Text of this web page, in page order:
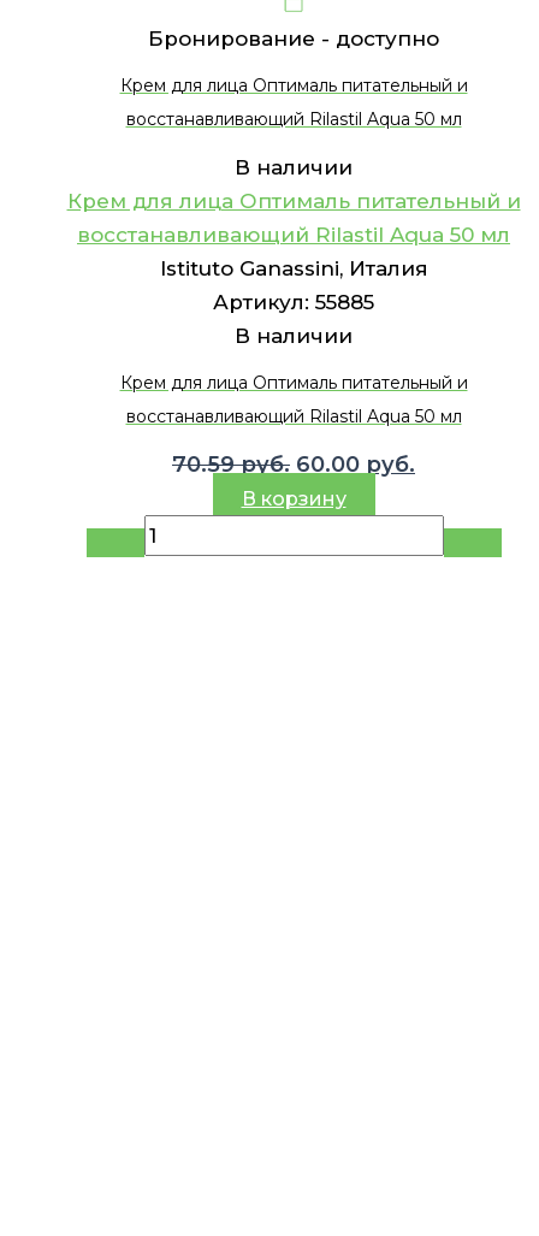
Бронирование - доступно
Крем для лица Оптималь питательный и
восстанавливающий Rilastil Aqua 50 мл
В наличии
Крем для лица Оптималь питательный и
восстанавливающий Rilastil Aqua 50 мл
Istituto Ganassini, Италия
Артикул: 55885
В наличии
Крем для лица Оптималь питательный и
восстанавливающий Rilastil Aqua 50 мл
70.59руб. Первоначальная
цена
70.59 руб..
60.00 руб.
60.00 руб..
В корзину